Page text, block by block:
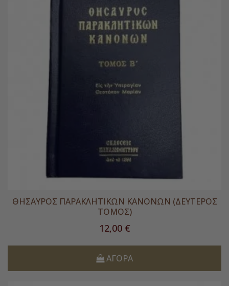
ΘΗΣΑΥΡΟΣ ΠΑΡΑΚΛΗΤΙΚΩΝ ΚΑΝΟΝΩΝ (ΔΕΥΤΕΡΟΣ
ΤΟΜΟΣ)
Τιμή
12,00 €
ΑΓΟΡΆ